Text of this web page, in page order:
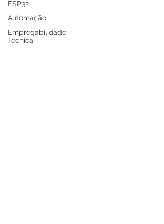
ESP32
Automação
Empregabilidade
Técnica